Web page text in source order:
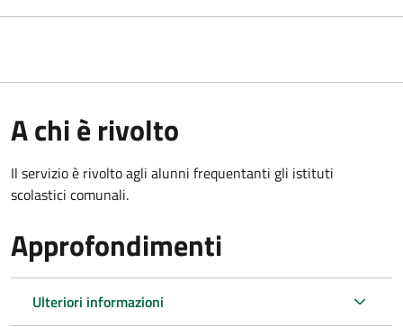
A chi è rivolto
Il servizio è rivolto agli alunni frequentanti gli istituti
scolastici comunali.
Approfondimenti
Ulteriori informazioni